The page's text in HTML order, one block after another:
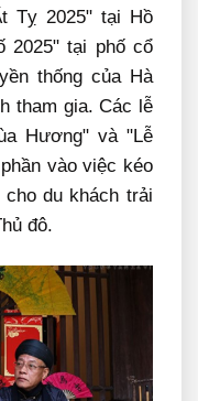
Tỵ 2025" tại Hồ
2025" tại phố cổ
thống của Hà
tham gia. Các lễ
Hương" và "Lễ
vào việc kéo
du khách trải
đô.